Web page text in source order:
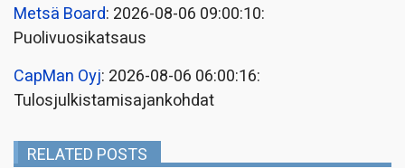
Metsä Board: 2026-08-06 09:00:10:
Puolivuosikatsaus
CapMan Oyj: 2026-08-06 06:00:16:
Tulosjulkistamisajankohdat
RELATED POSTS